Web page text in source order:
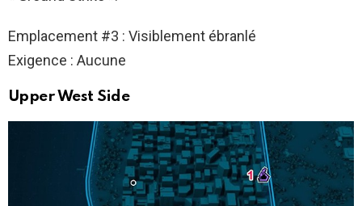
Emplacement #3 : Visiblement ébranlé
Exigence : Aucune
Upper West Side